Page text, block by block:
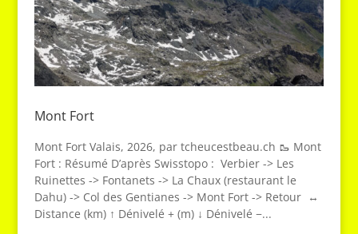
Mont Fort
Mont Fort Valais, 2026, par tcheucestbeau.ch 🥾 Mont
Fort : Résumé D’après Swisstopo : Verbier -> Les
Ruinettes -> Fontanets -> La Chaux (restaurant le
Dahu) -> Col des Gentianes -> Mont Fort -> Retour ↔
Distance (km) ↑ Dénivelé + (m) ↓ Dénivelé −...